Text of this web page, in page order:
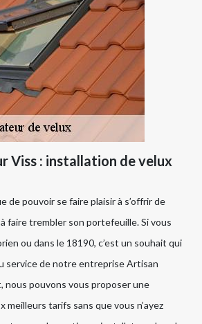
Viss : installation de velux
de pouvoir se faire plaisir à s’offrir de
faire trembler son portefeuille. Si vous
ou dans le 18190, c’est un souhait qui
service de notre entreprise Artisan
nous pouvons vous proposer une
meilleurs tarifs sans que vous n’ayez